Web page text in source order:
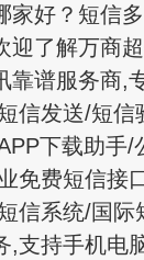
家好？短信
迎了解万商
靠谱服务商,
信发送/短信
下载助手/
免费短信接
信系统/国际
,支持手机电